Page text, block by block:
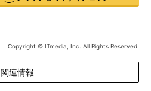
Copyright © ITmedia, Inc. All Rights Reserved.
関連情報